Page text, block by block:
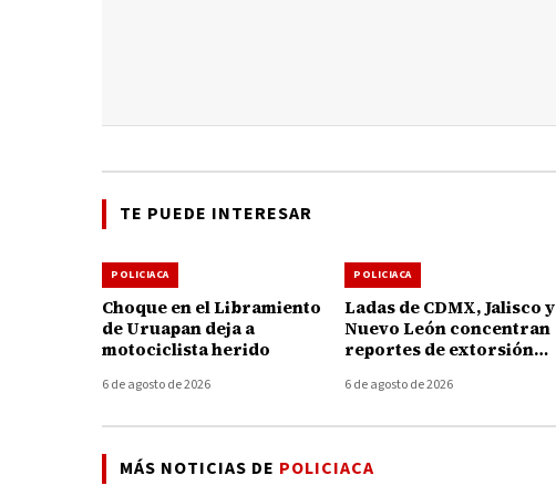
TE PUEDE INTERESAR
POLICIACA
Choque en el Libramiento
de Uruapan deja a
motociclista herido
6 de agosto de 2026
POLICIACA
Ladas de CDMX, Jalisco y
Nuevo León concentran
reportes de extorsión
6 de agosto de 2026
MÁS NOTICIAS DE POLICIACA